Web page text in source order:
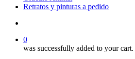
Retratos y pinturas a pedido
0
was successfully added to your cart.